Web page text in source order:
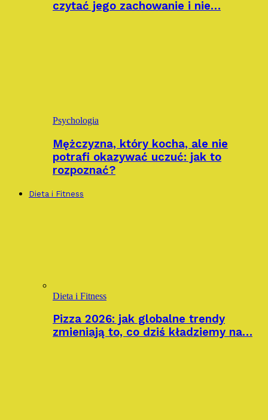
czytać jego zachowanie i nie…
Psychologia
Mężczyzna, który kocha, ale nie
potrafi okazywać uczuć: jak to
rozpoznać?
Dieta i Fitness
Dieta i Fitness
Pizza 2026: jak globalne trendy
zmieniają to, co dziś kładziemy na…